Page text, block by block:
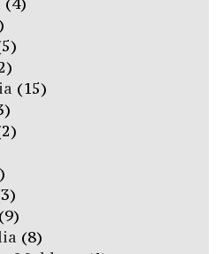
(15)
(9)
(8)